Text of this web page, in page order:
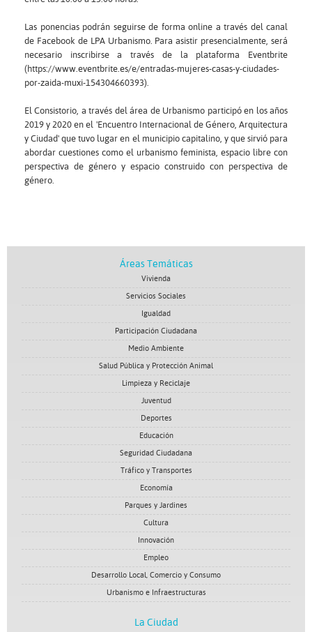
Las ponencias podrán seguirse de forma online a través del canal
de Facebook de LPA Urbanismo. Para asistir presencialmente, será
necesario inscribirse a través de la plataforma Eventbrite
(https://www.eventbrite.es/e/entradas-mujeres-casas-y-ciudades-
por-zaida-muxi-154304660393).
El Consistorio, a través del área de Urbanismo participó en los años
2019 y 2020 en el 'Encuentro Internacional de Género, Arquitectura
y Ciudad' que tuvo lugar en el municipio capitalino, y que sirvió para
abordar cuestiones como el urbanismo feminista, espacio libre con
perspectiva de género y espacio construido con perspectiva de
género.
Áreas Temáticas
Vivienda
Servicios Sociales
Igualdad
Participación Ciudadana
Medio Ambiente
Salud Pública y Protección Animal
Limpieza y Reciclaje
Juventud
Deportes
Educación
Seguridad Ciudadana
Tráfico y Transportes
Economía
Parques y Jardines
Cultura
Innovación
Empleo
Desarrollo Local, Comercio y Consumo
Urbanismo e Infraestructuras
La Ciudad